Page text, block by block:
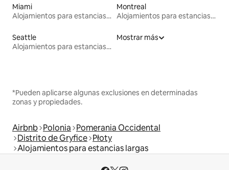
Miami
Alojamientos para estancias largas
Montreal
Alojamientos para estancias largas
Seattle
Alojamientos para estancias largas
Mostrar más
*Pueden aplicarse algunas exclusiones en determinadas
zonas y propiedades.
Airbnb Polonia Pomerania Occidental
Distrito de Gryfice Płoty
Alojamientos para estancias largas